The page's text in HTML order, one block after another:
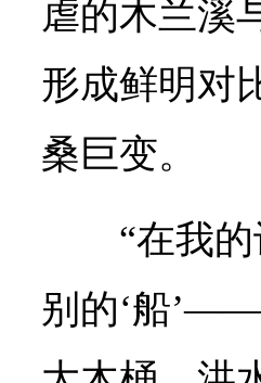
虐的木兰溪
形成鲜明对
桑巨变。
“在我
别的‘船